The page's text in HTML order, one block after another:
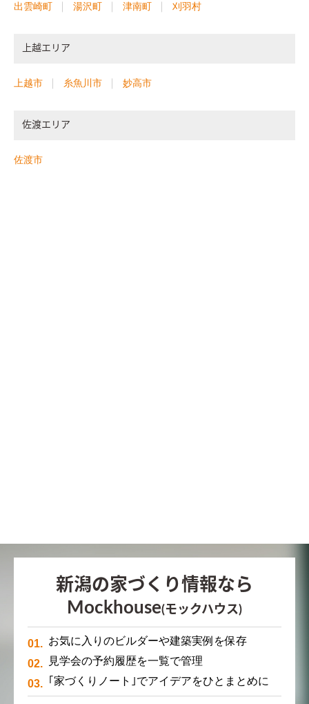
出雲崎町
湯沢町 津南町 刈羽村
上越エリア
上越市 糸魚川市 妙高市
佐渡エリア
佐渡市
新潟の家づくり情報なら
Mockhouse(モックハウス)
お気に入りのビルダーや建築実例を保存
見学会の予約履歴を一覧で管理
｢家づくりノート｣でアイデアをひとまとめに